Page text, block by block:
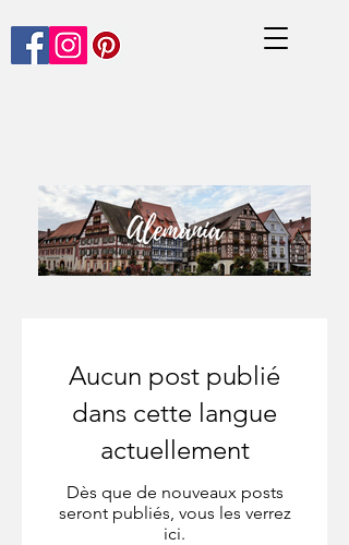
Aucun post publié
dans cette langue
actuellement
Dès que de nouveaux posts
seront publiés, vous les verrez
ici.